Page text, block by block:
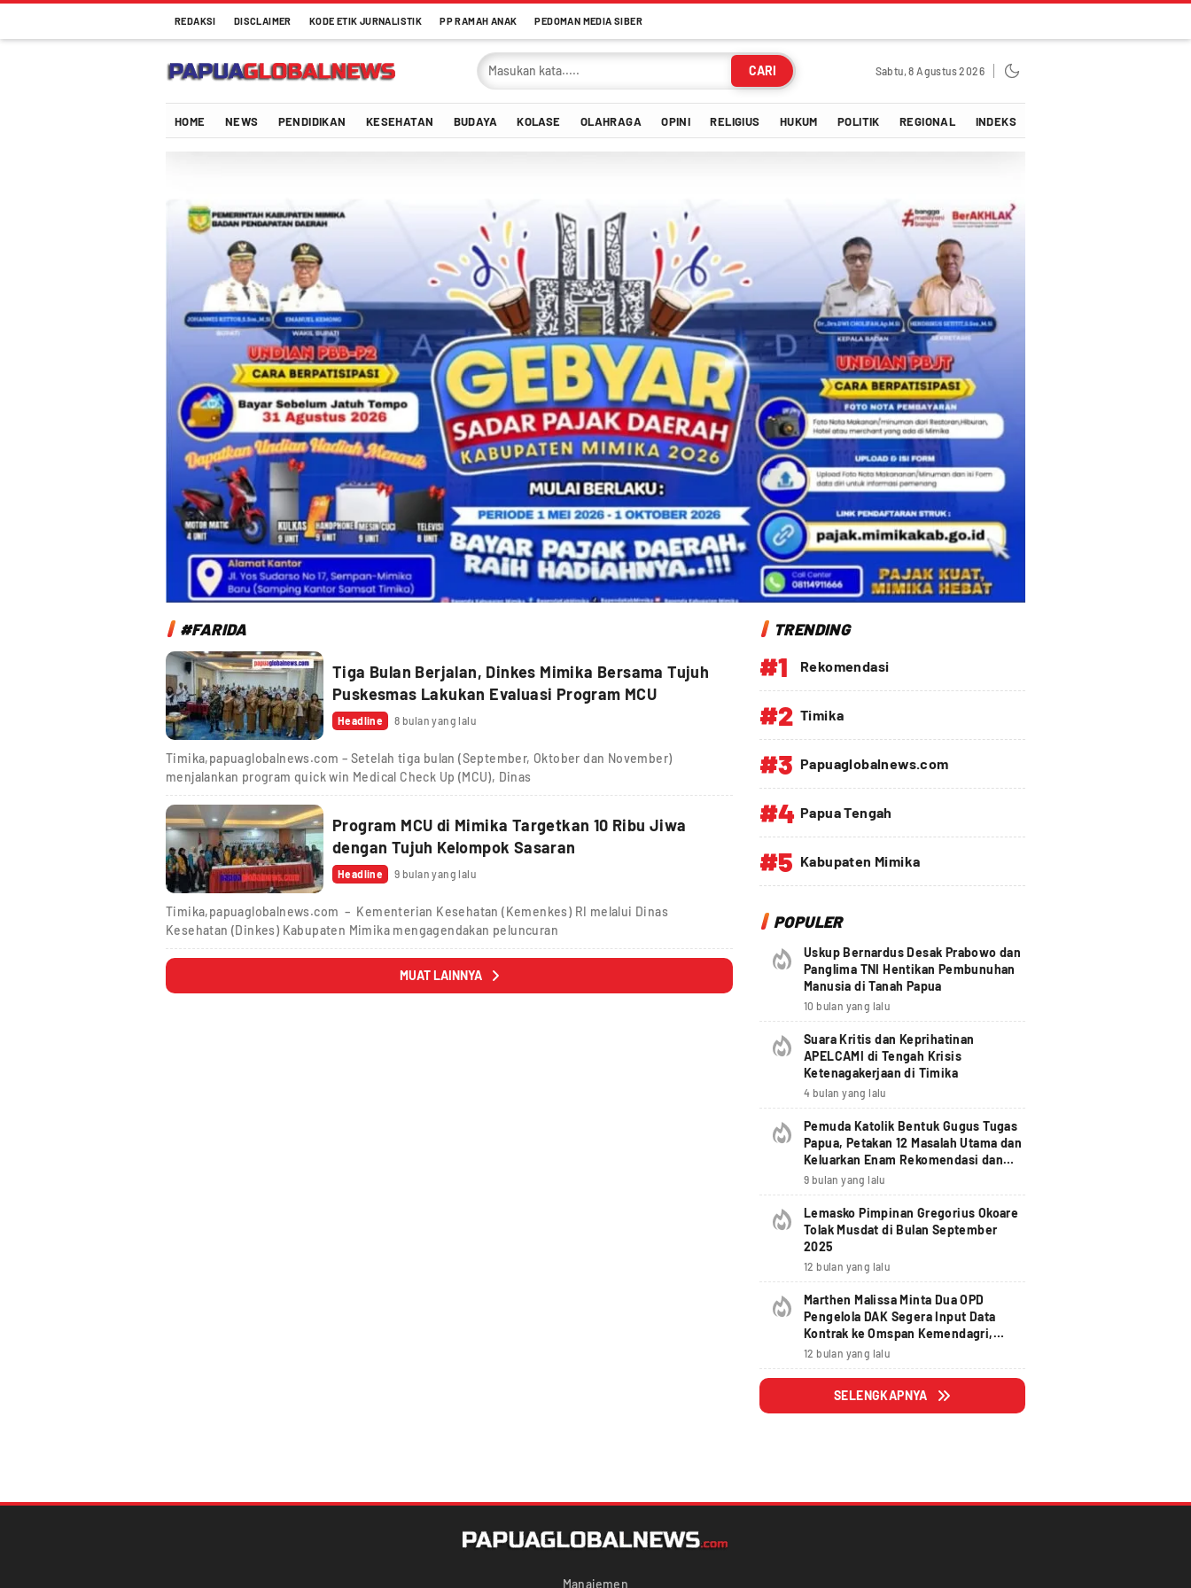
REDAKSI DISCLAIMER KODE ETIK JURNALISTIK PP RAMAH ANAK PEDOMAN MEDIA SIBER
Papuaglobalnews.com
Menulis Fakta dengan Hati Bening
CARI Sabtu, 8 Agustus 2026
HOME NEWS PENDIDIKAN KESEHATAN BUDAYA KOLASE OLAHRAGA OPINI RELIGIUS HUKUM POLITIK REGIONAL INDEKS
#FARIDA
Tiga Bulan Berjalan, Dinkes Mimika Bersama Tujuh
Puskesmas Lakukan Evaluasi Program MCU
Headline 8 bulan yang lalu
Timika,papuaglobalnews.com – Setelah tiga bulan (September, Oktober dan November)
menjalankan program quick win Medical Check Up (MCU), Dinas
Program MCU di Mimika Targetkan 10 Ribu Jiwa
dengan Tujuh Kelompok Sasaran
Headline 9 bulan yang lalu
Timika,papuaglobalnews.com – Kementerian Kesehatan (Kemenkes) RI melalui Dinas
Kesehatan (Dinkes) Kabupaten Mimika mengagendakan peluncuran
MUAT LAINNYA
TRENDING
#1 Rekomendasi
#2 Timika
#3 Papuaglobalnews.com
#4 Papua Tengah
#5 Kabupaten Mimika
POPULER
Uskup Bernardus Desak Prabowo dan
Panglima TNI Hentikan Pembunuhan
Manusia di Tanah Papua
10 bulan yang lalu
Suara Kritis dan Keprihatinan
APELCAMI di Tengah Krisis
Ketenagakerjaan di Timika
4 bulan yang lalu
Pemuda Katolik Bentuk Gugus Tugas
Papua, Petakan 12 Masalah Utama dan
Keluarkan Enam Rekomendasi dan
Seruan Moral Nasional
9 bulan yang lalu
Lemasko Pimpinan Gregorius Okoare
Tolak Musdat di Bulan September
2025
12 bulan yang lalu
Marthen Malissa Minta Dua OPD
Pengelola DAK Segera Input Data
Kontrak ke Omspan Kemendagri,
Lewat Tanggal 29 Agustus 2025
Hangus
12 bulan yang lalu
SELENGKAPNYA
Manajemen